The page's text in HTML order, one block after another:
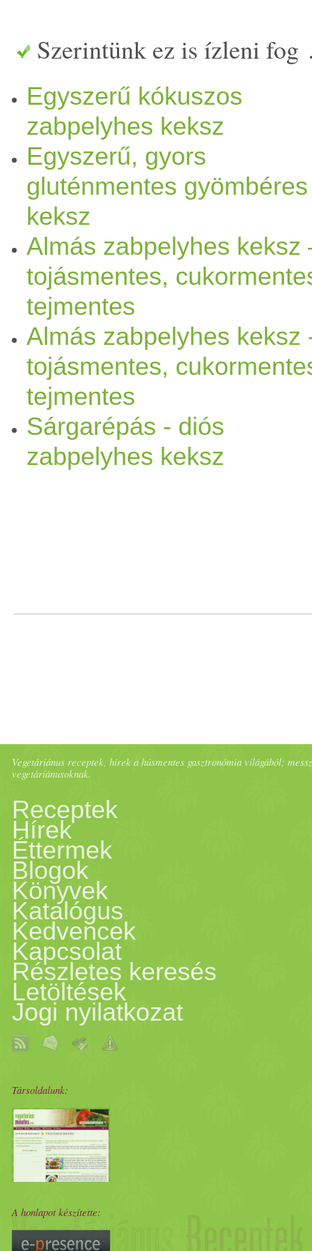
keverd össze a
liszt eket,
alma
almát is. Majd add a
pici vizet . Annyi vizet
masszaként összeálljon,
Olyan legyen ami
függ az almának mennyi
terjedhet ) Kis adagokat
között lapítsd ki vagy a
segítségével. 180 fokra elő
15 perc) Vegyszermentes
étvágyat kívánok hozzá:)
Szerintünk ez is ízleni
Egyszerű kókuszos
zabpelyhes keksz
Egyszerű, gyors
gluténmentes gyömbéres
keksz
Almás zabpelyhes keksz
tojásmentes,
tejmentes
Almás zabpelyhes keksz
tojásmentes,
tejmentes
Sárgarépás - diós
zabpelyhes keksz
Vegetáriánus receptek, hírek a húsmentes gasztronómia világából;
vegetáriánusoknak.
Receptek
Hírek
Éttermek
Blogok
Könyvek
Katalógus
Kedvencek
Kapcsolat
Részletes keresés
Letöltések
Jogi nyilatkozat
Társoldalunk:
A honlapot készítette: